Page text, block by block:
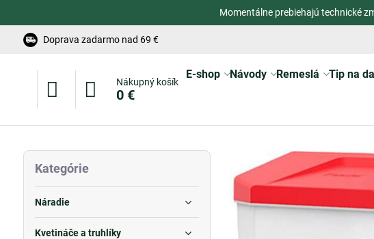
Momentálne prebiehajú technické
Doprava zadarmo nad 69 €
Nákupný košík
0 €
E-shop Návody Remeslá Tip na
Kategórie
Náradie
Kvetináče a truhlíky